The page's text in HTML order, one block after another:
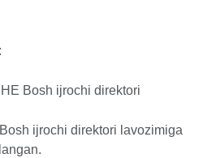
Bosh ijrochi direktori
ijrochi direktori lavozimiga